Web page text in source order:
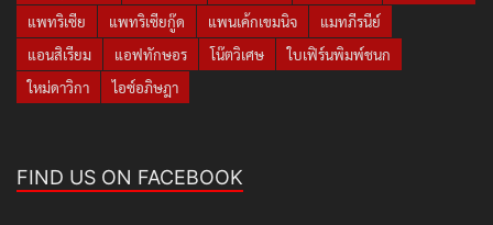
แพทริเซีย
แพทริเซียกู๊ด แพนเค้กเขมนิจ
แมทภีรนีย์
แอนสิเรียม
แอฟทักษอร โน๊ตวิเศษ
ใบเฟิร์นพิมพ์ชนก
ใหม่ดาวิกา
ไอซ์อภิษฎา
FIND US ON FACEBOOK